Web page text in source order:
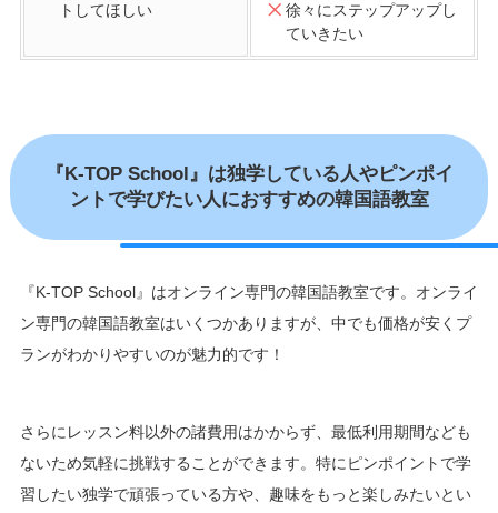
トしてほしい
徐々にステップアップし
ていきたい
『K-TOP School』は独学している人やピンポイ
ントで学びたい人におすすめの韓国語教室
『K-TOP School』はオンライン専門の韓国語教室です。オンライ
ン専門の韓国語教室はいくつかありますが、中でも価格が安くプ
ランがわかりやすいのが魅力的です！
さらにレッスン料以外の諸費用はかからず、最低利用期間なども
ないため気軽に挑戦することができます。特にピンポイントで学
習したい独学で頑張っている方や、趣味をもっと楽しみたいとい